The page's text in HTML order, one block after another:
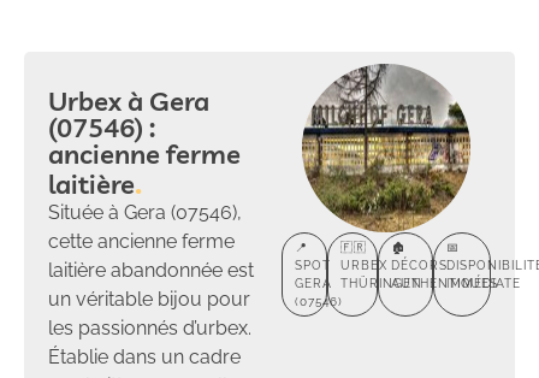
Urbex à Gera
(07546) :
ancienne ferme
laitière
Située à Gera (07546),
cette ancienne ferme
laitière abandonnée est
un véritable bijou pour
les passionnés d’urbex.
Établie dans un cadre
📍
SPOT
GERA
(07546)
🇫🇷
URBEX
THÜRINGEN
🏚️
DÉCORS
AUTHENTIQUES
📅
IMMÉDIATE